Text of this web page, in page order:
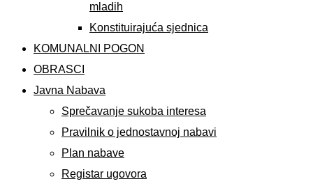
mladih
Konstituirajuća sjednica
KOMUNALNI POGON
OBRASCI
Javna Nabava
Sprečavanje sukoba interesa
Pravilnik o jednostavnoj nabavi
Plan nabave
Registar ugovora